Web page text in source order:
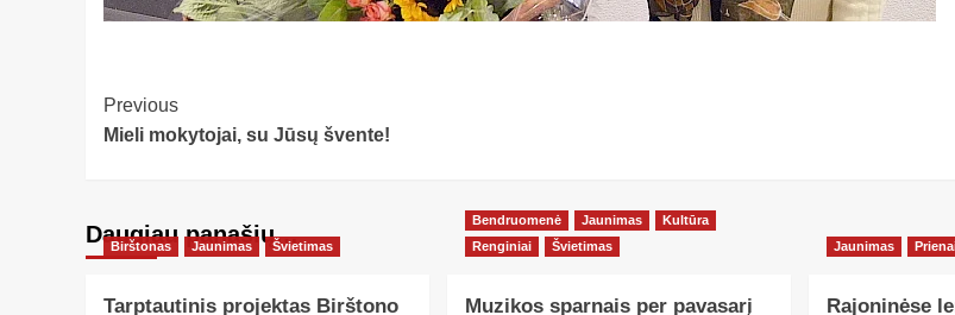
Post
Navigation
Previous
Mieli mokytojai, su Jūsų švente!
Daugiau panašių…
Birštonas Jaunimas Švietimas
Tarptautinis projektas Birštono
Bendruomenė Jaunimas
Kultūra
Renginiai
Švietimas
Muzikos sparnais per pavasarį
Jaunimas
Rajoninėse